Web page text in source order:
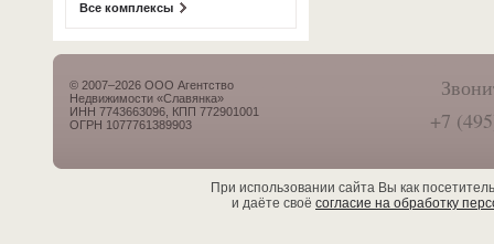
Все комплексы
© 2007–2026 ООО Агентство
Недвижимости «Славянка»
ИНН 7743663096, КПП 772901001
ОГРН 1077761389903
+7
При использовании сайта Вы как
и даёте своё согласие на обработку